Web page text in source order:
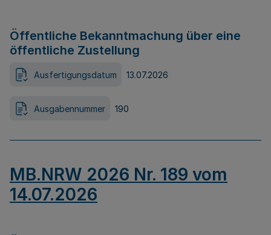
Öffentliche Bekanntmachung über eine
öffentliche Zustellung
Ausfertigungsdatum 13.07.2026
Ausgabennummer 190
MB.NRW 2026 Nr. 189 vom
14.07.2026